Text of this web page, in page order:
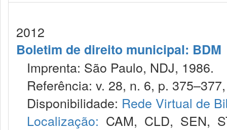
2012
Boletim de direito municipal: BDM
Imprenta: São Paulo, NDJ, 1986.
Referência: v. 28, n. 6, p.
Disponibilidade: Rede Virtual de
Localização: CAM, CLD, SEN,